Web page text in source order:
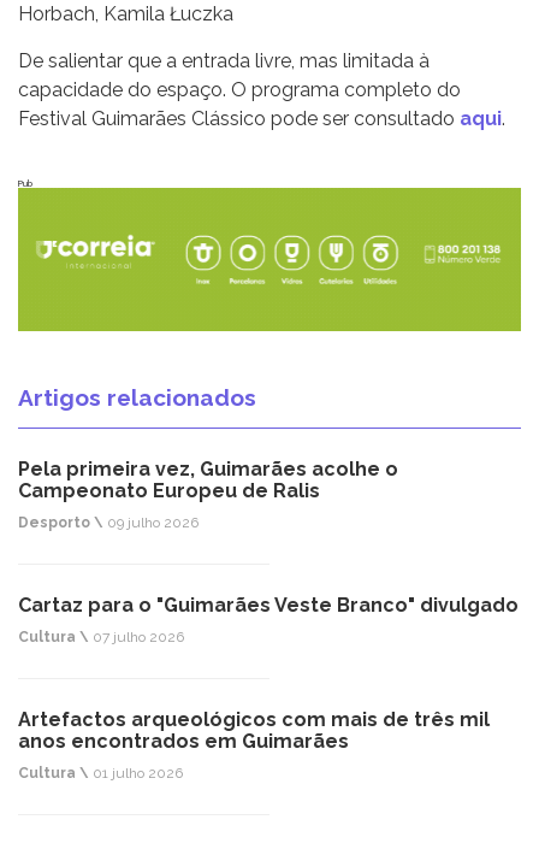
Horbach, Kamila Łuczka
De salientar que a entrada livre, mas limitada à
capacidade do espaço. O programa completo do
Festival Guimarães Clássico pode ser consultado aqui.
Pub
Artigos relacionados
Pela primeira vez, Guimarães acolhe o
Campeonato Europeu de Ralis
Desporto \ 09 julho 2026
Cartaz para o "Guimarães Veste Branco" divulgado
Cultura \ 07 julho 2026
Artefactos arqueológicos com mais de três mil
anos encontrados em Guimarães
Cultura \ 01 julho 2026